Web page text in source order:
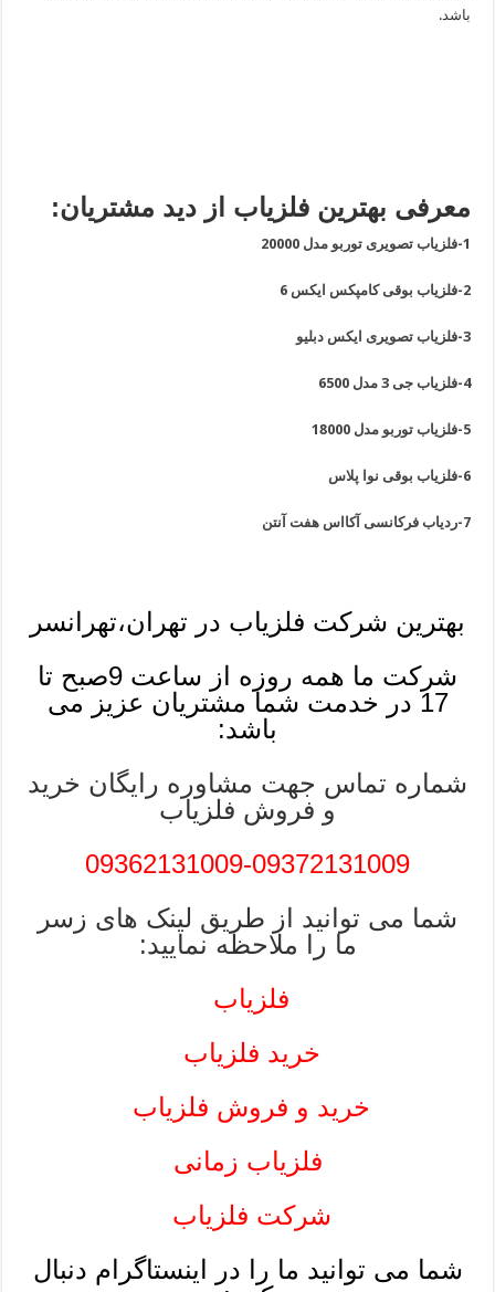
باشد.
معرفی بهترین فلزیاب از دید مشتریان:
1-فلزیاب تصویری توربو مدل 20000
2-فلزیاب بوقی کامپکس ایکس 6
3-فلزیاب تصویری ایکس دبلیو
4-فلزیاب جی 3 مدل 6500
5-فلزیاب توربو مدل 18000
6-فلزیاب بوقی نوا پلاس
7-ردیاب فرکانسی آکااس هفت آنتن
بهترین شرکت فلزیاب در تهران،تهرانسر
شرکت ما همه روزه از ساعت 9صبح تا
17 در خدمت شما مشتریان عزیز می
باشد:
شماره تماس جهت مشاوره رایگان خرید
و فروش فلزیاب
09362131009-09372131009
شما می توانید از طریق لینک های زسر
ما را ملاحظه نمایید:
فلزیاب
خرید فلزیاب
خرید و فروش فلزیاب
فلزیاب زمانی
شرکت فلزیاب
شما می توانید ما را در اینستاگرام دنبال